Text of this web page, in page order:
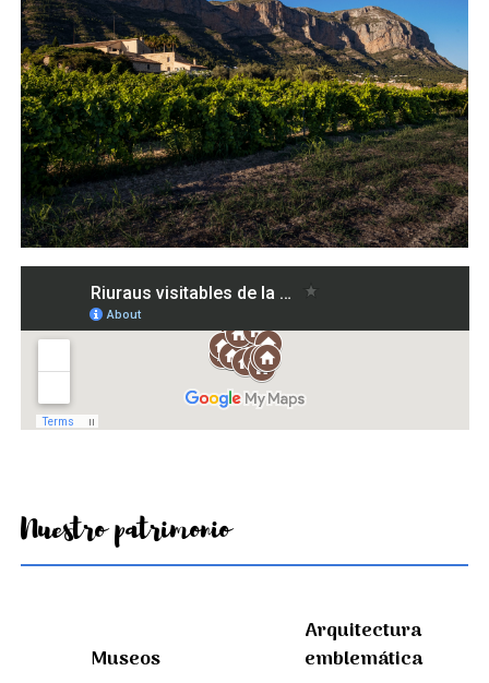
Nuestro patrimonio
Museos
Arquitectura
emblemática